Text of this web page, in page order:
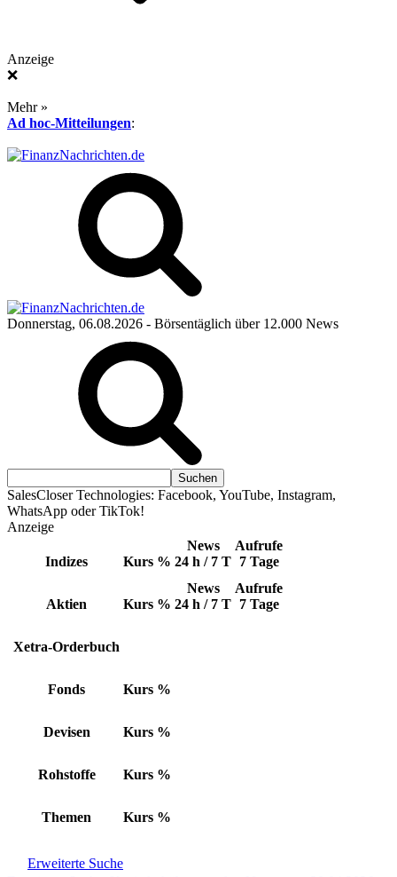
Anzeige
❌
Mehr »
Ad hoc-Mitteilungen:
Donnerstag, 06.08.2026 - Börsentäglich über 12.000 News
SalesCloser Technologies: Facebook, YouTube, Instagram,
WhatsApp oder TikTok!
Anzeige
Indizes Kurs %
News
24 h / 7 T
Aufrufe
7 Tage
Aktien Kurs %
News
24 h / 7 T
Aufrufe
7 Tage
Xetra-Orderbuch
Fonds Kurs %
Devisen Kurs %
Rohstoffe Kurs %
Themen Kurs %
Erweiterte Suche